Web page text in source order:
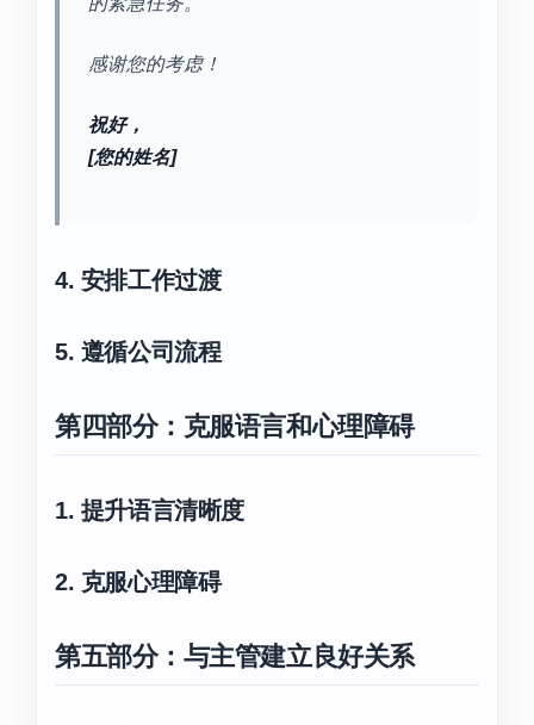
感谢您的考虑！
祝好，
[您的姓名]
4. 安排工作过渡
5. 遵循公司流程
第四部分：克服语言和心理障碍
1. 提升语言清晰度
2. 克服心理障碍
第五部分：与主管建立良好关系